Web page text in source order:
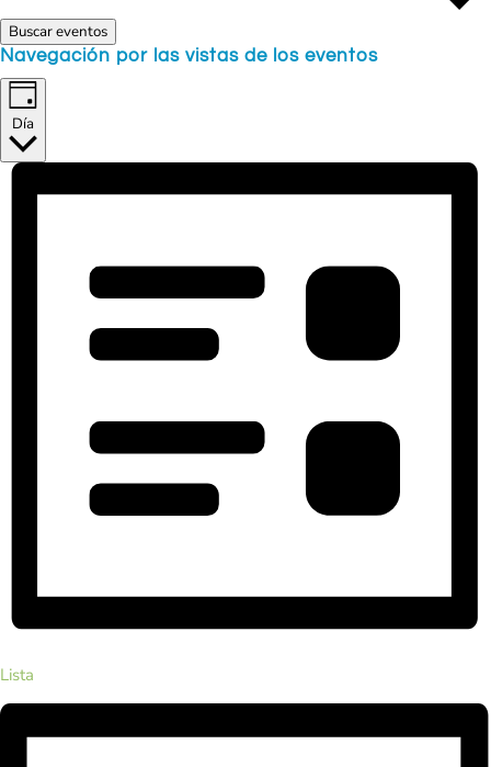
Buscar eventos
Navegación por las vistas de los eventos
Día
Lista